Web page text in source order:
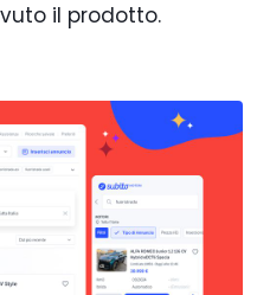
il prodotto.